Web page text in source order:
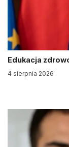
Edukacja
4 sierpnia 2026